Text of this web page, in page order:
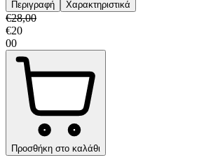
Περιγραφή Χαρακτηριστικά
€28,00
€20
00
Προσθήκη στο καλάθι